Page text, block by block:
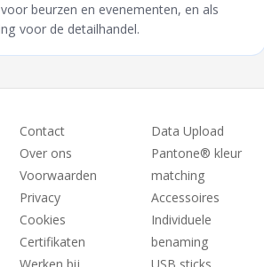
beurzen en evenementen, en als
voor de detailhandel.
Contact
Over ons
Voorwaarden
Privacy
Cookies
Certifikaten
Data Upload
Pantone® kleur
matching
Accessoires
Individuele
benaming